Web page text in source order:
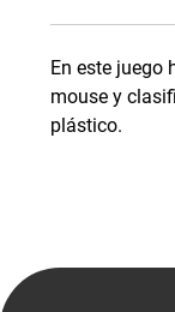
En este juego
mouse y
plástico.